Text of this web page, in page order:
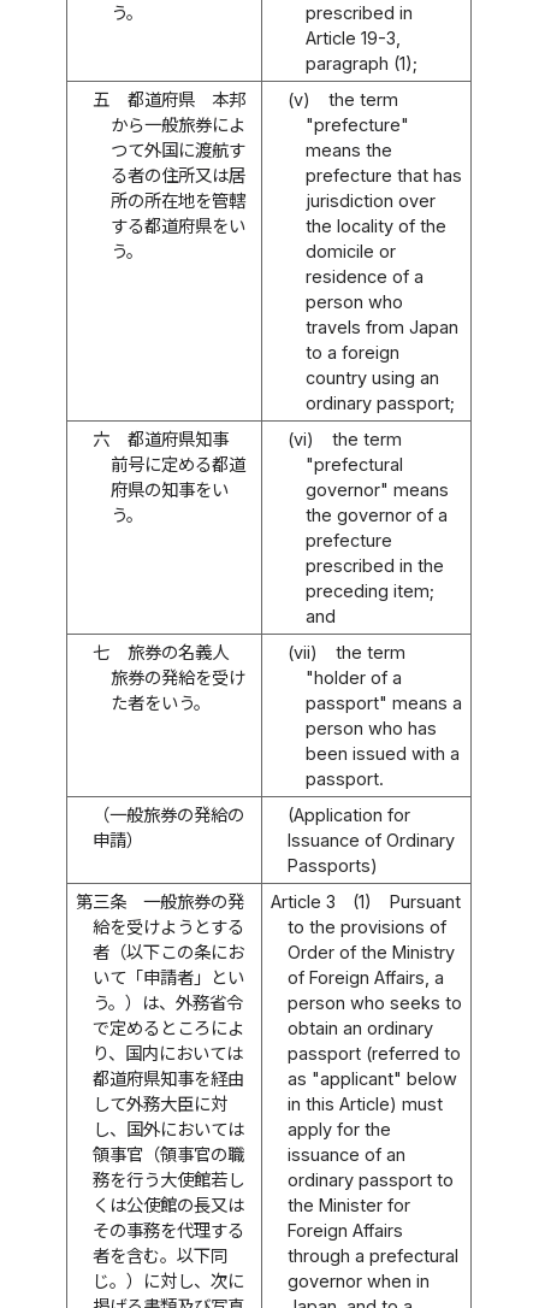
う。
prescribed in
Article 19-3,
paragraph (1);
五
都道府県 本邦
から一般旅券によ
つて外国に渡航す
る者の住所又は居
所の所在地を管轄
する都道府県をい
う。
(v)
the term
"prefecture"
means the
prefecture that has
jurisdiction over
the locality of the
domicile or
residence of a
person who
travels from Japan
to a foreign
country using an
ordinary passport;
六
都道府県知事
前号に定める都道
府県の知事をい
う。
(vi)
the term
"prefectural
governor" means
the governor of a
prefecture
prescribed in the
preceding item;
and
七
旅券の名義人
旅券の発給を受け
た者をいう。
(vii)
the term
"holder of a
passport" means a
person who has
been issued with a
passport.
（一般旅券の発給の
申請）
(Application for
Issuance of Ordinary
Passports)
第三条
一般旅券の発
給を受けようとする
者（以下この条にお
いて「申請者」とい
う。）は、外務省令
で定めるところによ
り、国内においては
都道府県知事を経由
して外務大臣に対
し、国外においては
領事官（領事官の職
務を行う大使館若し
くは公使館の長又は
その事務を代理する
者を含む。以下同
じ。）に対し、次に
Article 3 (1)
Pursuant
to the provisions of
Order of the Ministry
of Foreign Affairs, a
person who seeks to
obtain an ordinary
passport (referred to
as "applicant" below
in this Article) must
apply for the
issuance of an
ordinary passport to
the Minister for
Foreign Affairs
through a prefectural
governor when in